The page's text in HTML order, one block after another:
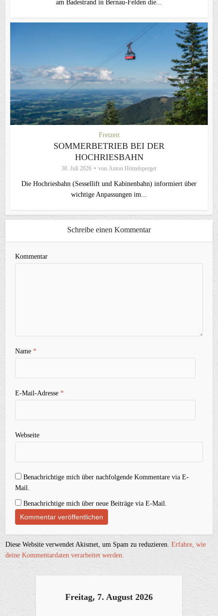
am Badestrand in Bernau-Felden die...
Freizeit
SOMMERBETRIEB BEI DER
HOCHRIESBAHN
30. Juli 2026 von Anton Hötzelsperger
Die Hochriesbahn (Sessellift und Kabinenbahn) informiert über
wichtige Anpassungen im...
Schreibe einen Kommentar
Kommentar
Name*
E-Mail-Adresse*
Webseite
Benachrichtige mich über nachfolgende Kommentare via E-
Mail.
Benachrichtige mich über neue Beiträge via E-Mail.
Diese Website verwendet Akismet, um Spam zu reduzieren.Erfahre, wie
deine Kommentardaten verarbeitet werden.
Freitag, 7. August 2026